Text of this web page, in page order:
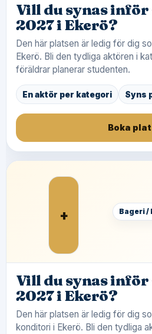
Vill du synas
2027 i Ekerö?
Den här platsen är ledig för dig
Ekerö. Bli den tydliga aktören i
föräldrar planerar studenten.
En aktör per kategori Syns
Boka
+ Bageri /
Vill du synas
2027 i Ekerö?
Den här platsen är ledig för dig
konditori i Ekerö. Bli den tydliga